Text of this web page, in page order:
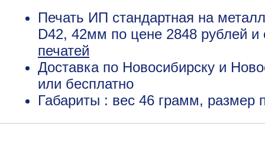
Печать ИП стандартная на
D42, 42мм по цене 2848 рублей
печатей
Доставка по Новосибирску и
или бесплатно
Габариты : вес 46 грамм, размер